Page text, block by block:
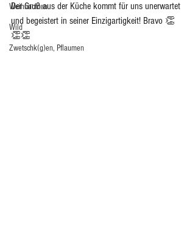
Weihnachten
Wild
Zwetschk(g)en, Pflaumen
Der Gruß aus der Küche kommt für uns unerwartet
und begeistert in seiner Einzigartigkeit! Bravo 👏
👏👏